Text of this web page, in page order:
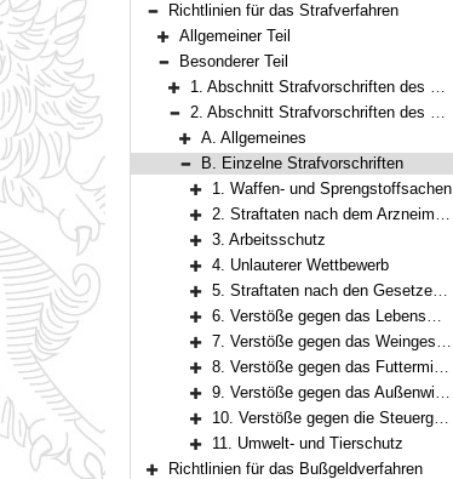
Bereich reduzieren
Richtlinien für das Strafverfahren
Bereich erweitern
Allgemeiner Teil
Bereich reduzieren
Besonderer Teil
Bereich erweitern
1. Abschnitt Strafvorschriften des StGB
Bereich reduzieren
2. Abschnitt Strafvorschriften des Nebenstrafrechts
Bereich erweitern
A. Allgemeines
Bereich reduzieren
B. Einzelne Strafvorschriften
Bereich erweitern
1. Waffen- und Sprengstoffsachen
Bereich erweitern
2. Straftaten nach dem Arzneimittel-, dem Betäubungsmittel-, dem Neue-psychoaktive-Stoffe- und dem Anti-Doping-Gesetz
Bereich erweitern
3. Arbeitsschutz
Bereich erweitern
4. Unlauterer Wettbewerb
Bereich erweitern
5. Straftaten nach den Gesetzen zum Schutze des geistigen Eigentums
Bereich erweitern
6. Verstöße gegen das Lebensmittelrecht
Bereich erweitern
7. Verstöße gegen das Weingesetz
Bereich erweitern
8. Verstöße gegen das Futtermittelgesetz
Bereich erweitern
9. Verstöße gegen das Außenwirtschaftsgesetz
Bereich erweitern
10. Verstöße gegen die Steuergesetze (einschließlich der Gesetze über Eingangsabgaben)
Bereich erweitern
11. Umwelt- und Tierschutz
Richtlinien für das Bußgeldverfahren